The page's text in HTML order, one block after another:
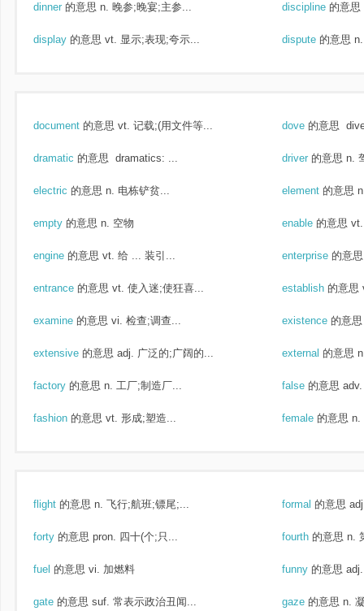
dinner 的意思 n. 晚参;晚宴;主参... discipline 的意思
display 的意思 vt. 显示;表现;夸示... dispute 的意思
document 的意思 vt. 记载;(用文件等... dove 的意思
dramatic 的意思 dramatics: ... driver 的意思 n.
electric 的意思 n. 电栋铲贫... element 的意思
empty 的意思 n. 空物 enable 的意思
engine 的意思 vt. 给 ... 装引... enterprise 的意思
entrance 的意思 vt. 使入迷;使狂喜... establish 的意思
examine 的意思 vi. 检查;调查... existence 的意思
extensive 的意思 adj. 广泛的;广阔的... external 的意思
factory 的意思 n. 工厂;制造厂... false 的意思
fashion 的意思 vt. 形成;塑造... female 的意思 n.
flight 的意思 n. 飞行;航班;镖尾;... formal 的意思
forty 的意思 pron. 四十(个;只... fourth 的意思 n.
fuel 的意思 vi. 加燃料 funny 的意思
gate 的意思 suf. 常表示政治丑闻... gaze 的意思 n.